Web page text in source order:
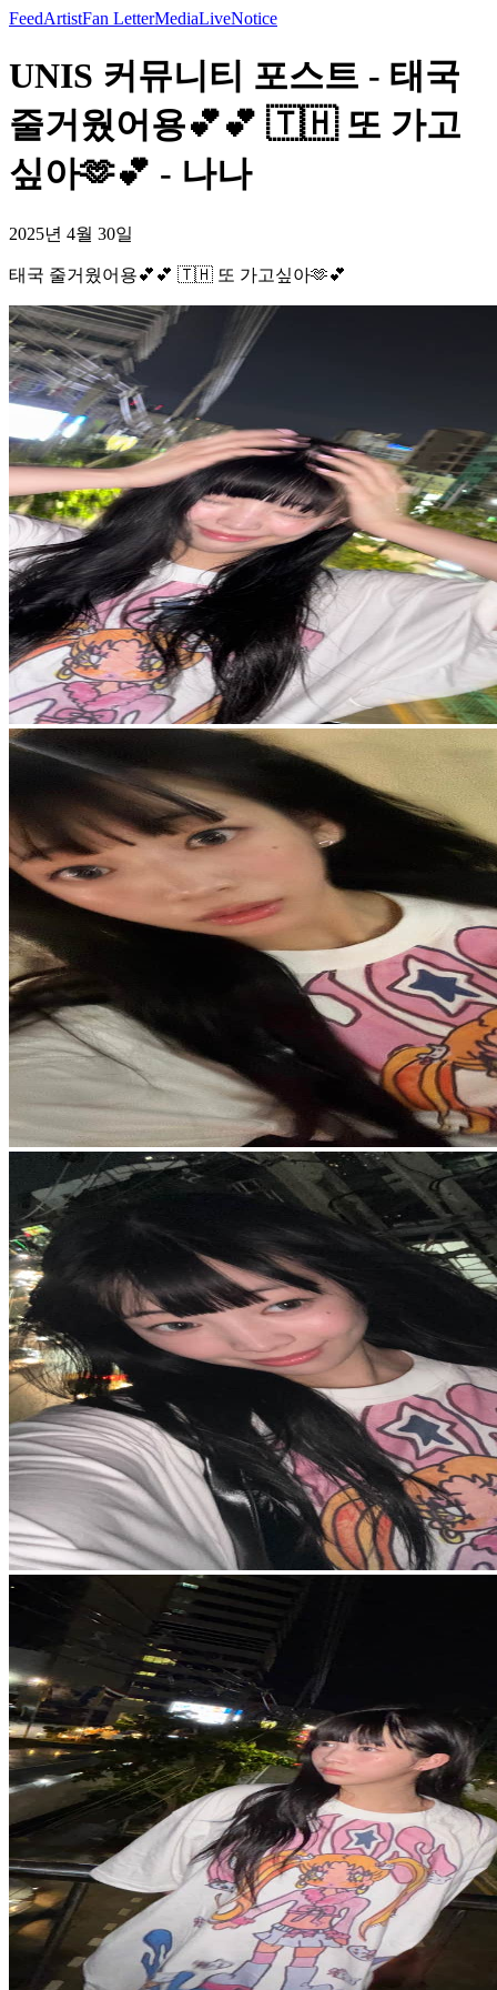
FeedArtistFan LetterMediaLiveNotice
UNIS 커뮤니티 포스트 - 태국
줄거웠어용💕💕 🇹🇭 또 가고
싶아🫶💕 - 나나
2025년 4월 30일
태국 줄거웠어용💕💕 🇹🇭 또 가고싶아🫶💕